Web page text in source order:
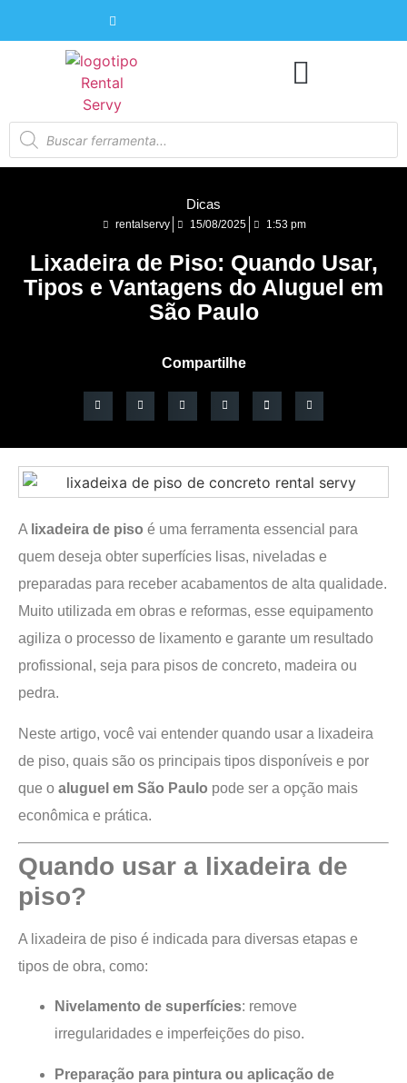
Dicas
rentalservy 15/08/2025 1:53 pm
Lixadeira de Piso: Quando Usar,
Tipos e Vantagens do Aluguel em
São Paulo
Compartilhe
A lixadeira de piso é uma ferramenta essencial para
quem deseja obter superfícies lisas, niveladas e
preparadas para receber acabamentos de alta qualidade.
Muito utilizada em obras e reformas, esse equipamento
agiliza o processo de lixamento e garante um resultado
profissional, seja para pisos de concreto, madeira ou
pedra.
Neste artigo, você vai entender quando usar a lixadeira
de piso, quais são os principais tipos disponíveis e por
que o aluguel em São Paulo pode ser a opção mais
econômica e prática.
Quando usar a lixadeira de
piso?
A lixadeira de piso é indicada para diversas etapas e
tipos de obra, como:
Nivelamento de superfícies: remove
irregularidades e imperfeições do piso.
Preparação para pintura ou aplicação de